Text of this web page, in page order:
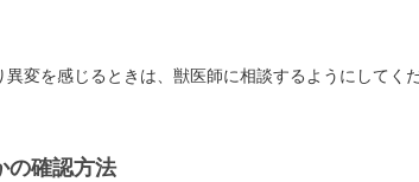
変を感じるときは、獣医師に相談するようにしてく
の確認方法